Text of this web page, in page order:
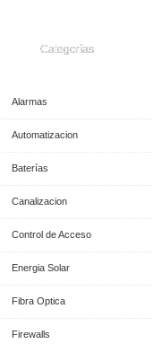
Categorías
Alarmas
Automatizacion
Baterías
Canalizacion
Control de Acceso
Energia Solar
Fibra Optica
Firewalls